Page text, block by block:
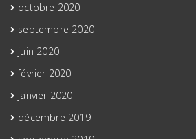
octobre 2020
septembre 2020
juin 2020
février 2020
janvier 2020
décembre 2019